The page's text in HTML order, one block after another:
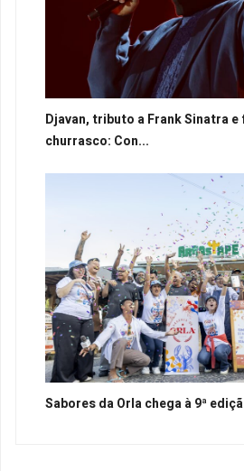
Djavan, tributo a Frank Sinatra
churrasco: Con...
Sabores da Orla chega à 9ª